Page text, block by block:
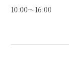
10:00〜16:00